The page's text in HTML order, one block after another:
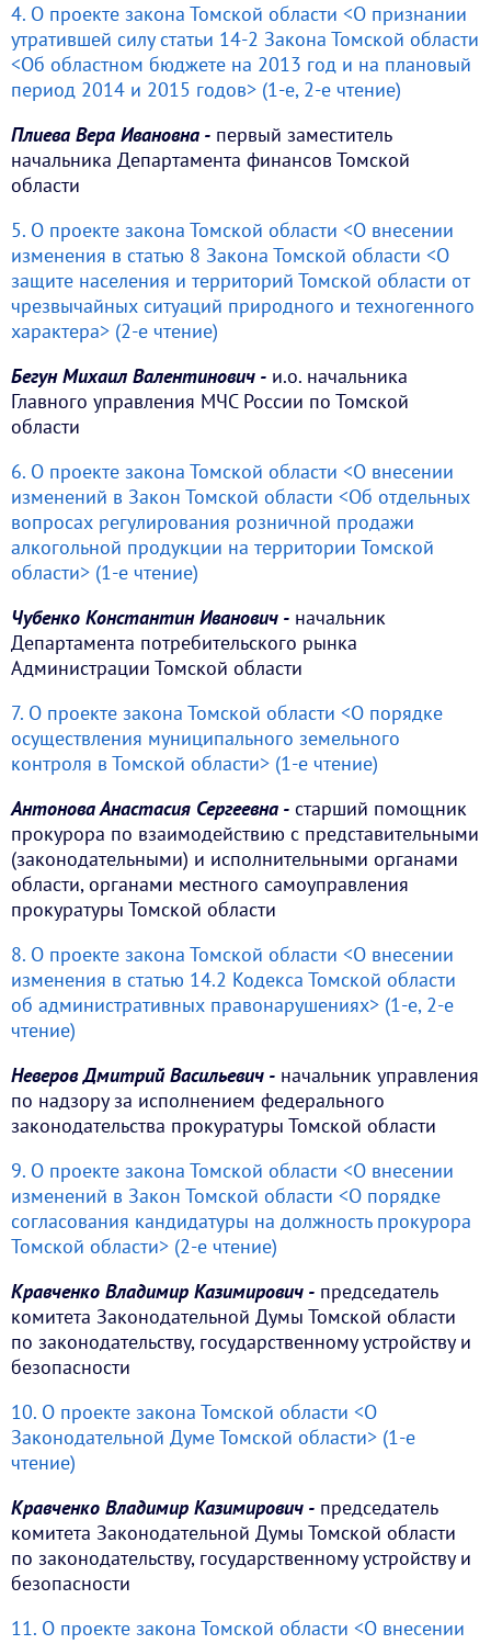
4. О проекте закона Томской области <О признании
утратившей силу статьи 14-2 Закона Томской области
<Об областном бюджете на 2013 год и на плановый
период 2014 и 2015 годов> (1-е, 2-е чтение)
Плиева Вера Ивановна - первый заместитель
начальника Департамента финансов Томской
области
5. О проекте закона Томской области <О внесении
изменения в статью 8 Закона Томской области <О
защите населения и территорий Томской области от
чрезвычайных ситуаций природного и техногенного
характера> (2-е чтение)
Бегун Михаил Валентинович - и.о. начальника
Главного управления МЧС России по Томской
области
6. О проекте закона Томской области <О внесении
изменений в Закон Томской области <Об отдельных
вопросах регулирования розничной продажи
алкогольной продукции на территории Томской
области> (1-е чтение)
Чубенко Константин Иванович - начальник
Департамента потребительского рынка
Администрации Томской области
7. О проекте закона Томской области <О порядке
осуществления муниципального земельного
контроля в Томской области> (1-е чтение)
Антонова Анастасия Сергеевна - старший помощник
прокурора по взаимодействию с представительными
(законодательными) и исполнительными органами
области, органами местного самоуправления
прокуратуры Томской области
8. О проекте закона Томской области <О внесении
изменения в статью 14.2 Кодекса Томской области
об административных правонарушениях> (1-е, 2-е
чтение)
Неверов Дмитрий Васильевич - начальник управления
по надзору за исполнением федерального
законодательства прокуратуры Томской области
9. О проекте закона Томской области <О внесении
изменений в Закон Томской области <О порядке
согласования кандидатуры на должность прокурора
Томской области> (2-е чтение)
Кравченко Владимир Казимирович - председатель
комитета Законодательной Думы Томской области
по законодательству, государственному устройству и
безопасности
10. О проекте закона Томской области <О
Законодательной Думе Томской области> (1-е
чтение)
Кравченко Владимир Казимирович - председатель
комитета Законодательной Думы Томской области
по законодательству, государственному устройству и
безопасности
11. О проекте закона Томской области <О внесении